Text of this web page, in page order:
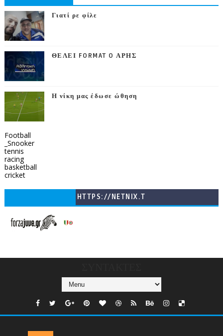
Γιατί ρε φίλε
ΘΕΛΕΙ FORMAT O ΑΡΗΣ
Η νίκη μας έδωσε ώθηση
Football
_Snooker
tennis
racing
basketball
cricket
HTTPS://NETNIX.T